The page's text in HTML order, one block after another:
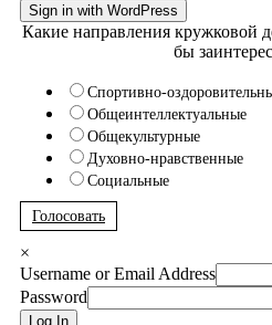
Sign in with WordPress
Какие направления кружковой
бы
Спортивно-
Общеинтеллектуальные
Общекультурные
Духовно-нравственные
Социальные
Голосовать
×
Username or Email Address
Password
Log In